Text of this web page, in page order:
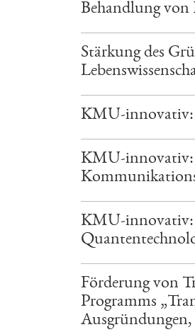
Behandlung von
Stärkung des
KMU-innovativ:
KMU-
KMU-
Förderung von
Programms
Ausgründungen,